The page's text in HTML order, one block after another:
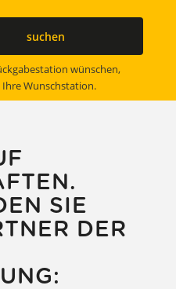
suchen
wünschen,
Wunschstation.
SIE
DER